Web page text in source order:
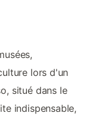
lors d'un
situé dans le
indispensable,